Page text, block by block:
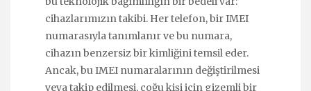
cihazlarımızın takibi. Her telefon, bir IMEI
numarasıyla tanımlanır ve bu numara,
cihazın benzersiz bir kimliğini temsil eder.
Ancak, bu IMEI numaralarının değiştirilmesi
veya takip edilmesi, çoğu kişi için gizemli bir